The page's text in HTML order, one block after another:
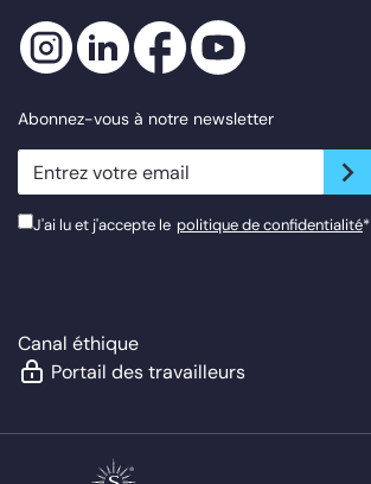
Abonnez-vous à notre newsletter
newsletter.suscribe
J'ai lu et j'accepte le politique de confidentialité*
Canal éthique
Portail des travailleurs